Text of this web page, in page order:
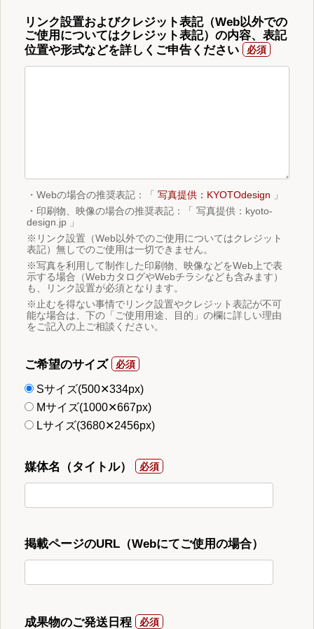
リンク設置およびクレジット表記（Web以外での
ご使用についてはクレジット表記）の内容、表記
位置や形式などを詳しくご申告ください
・Webの場合の推奨表記：「 写真提供：KYOTOdesign 」
・印刷物、映像の場合の推奨表記：「 写真提供：kyoto-
design.jp 」
※リンク設置（Web以外でのご使用についてはクレジット
表記）無しでのご使用は一切できません。
※写真を利用して制作した印刷物、映像などをWeb上で表
示する場合（WebカタログやWebチラシなども含みます）
も、リンク設置が必須となります。
※止むを得ない事情でリンク設置やクレジット表記が不可
能な場合は、下の「ご使用用途、目的」の欄に詳しい理由
をご記入の上ご相談ください。
ご希望のサイズ
Sサイズ(500✕334px)
Mサイズ(1000✕667px)
Lサイズ(3680✕2456px)
媒体名（タイトル）
掲載ページのURL（Webにてご使用の場合）
成果物のご発送日程